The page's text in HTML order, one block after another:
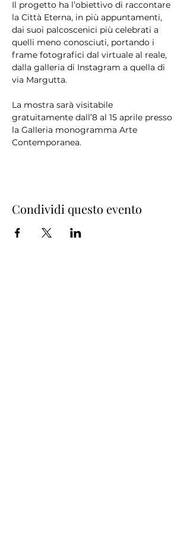
Il progetto ha l’obiettivo di raccontare
la Città Eterna, in più appuntamenti,
dai suoi palcoscenici più celebrati a
quelli meno conosciuti, portando i
frame fotografici dal virtuale al reale,
dalla galleria di Instagram a quella di
La mostra sarà visitabile
gratuitamente dall’8 al 15 aprile presso
la Galleria monogramma Arte
Contemporanea.
Condividi questo evento